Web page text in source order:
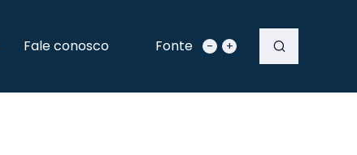
Fale conosco Fonte - +